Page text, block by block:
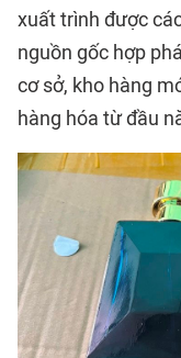
xuất trình được
nguồn gốc hợp
cơ sở, kho hàng
hàng hóa từ đầu